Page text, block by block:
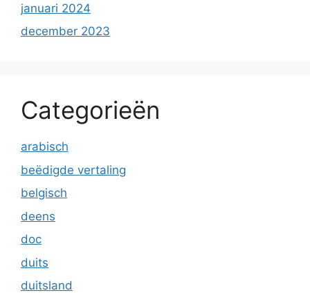
januari 2024
december 2023
Categorieën
arabisch
beëdigde vertaling
belgisch
deens
doc
duits
duitsland